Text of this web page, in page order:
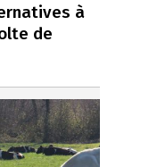
à
de